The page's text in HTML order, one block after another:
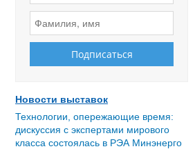
Новости выставок
Технологии, опережающие время:
дискуссия с экспертами мирового
класса состоялась в РЭА Минэнерго